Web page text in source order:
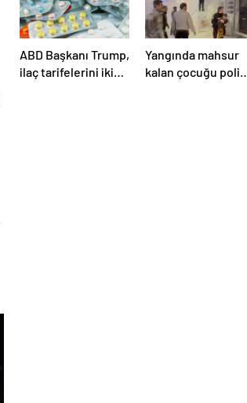
ABD Başkanı Trump,
ilaç tarifelerini iki
Yangında mahsur
kalan çocuğu polis